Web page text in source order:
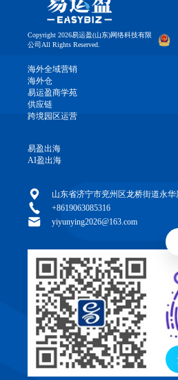
Copyright 2026易运盈(山东)网络科技有限
公司All Rights Reserved.
海外全域营销
海外仓
易运盈商学苑
供应链
跨境园区运营
易盈出海
AI盈出海
山东省济宁市兖州区龙桥街道永
+8619063085316
yiyunying2026@163.com